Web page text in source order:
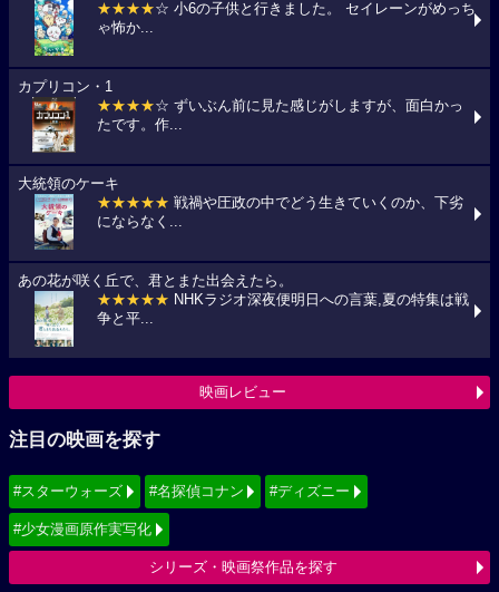
★★★★☆ 小6の子供と行きました。 セイレーンがめっち
ゃ怖か...
カプリコン・1
★★★★☆ ずいぶん前に見た感じがしますが、面白かっ
たです。作...
大統領のケーキ
★★★★★ 戦禍や圧政の中でどう生きていくのか、下劣
にならなく...
あの花が咲く丘で、君とまた出会えたら。
★★★★★ NHKラジオ深夜便明日への言葉,夏の特集は戦
争と平...
映画レビュー
注目の映画を探す
#スターウォーズ #名探偵コナン #ディズニー
#少女漫画原作実写化
シリーズ・映画祭作品を探す